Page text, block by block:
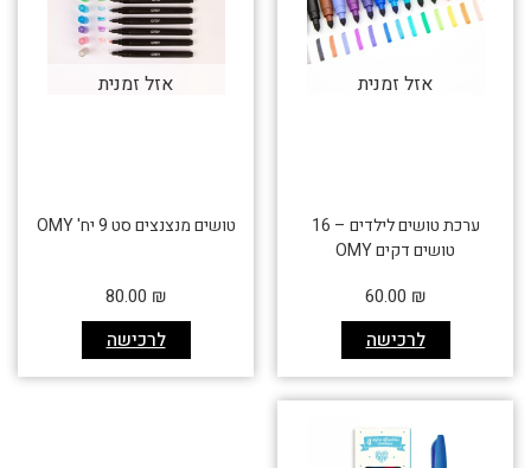
אזל זמנית
ערכת טושים לילדים – 16
טושים דקים OMY
לרכישה
60.00 ₪
אזל זמנית
טושים מנצנצים סט 9 יח' OMY
לרכישה
80.00 ₪